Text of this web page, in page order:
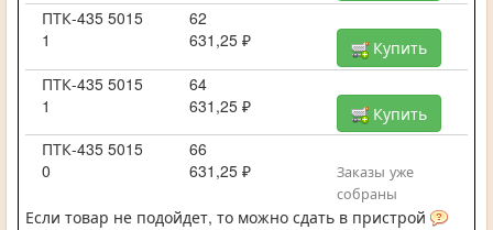
ПТК-435 5015
62
1
631,25 ₽
Купить
ПТК-435 5015
64
1
631,25 ₽
Купить
ПТК-435 5015
66
0
631,25 ₽
Заказы уже
собраны
Если товар не подойдет, то можно сдать в пристрой